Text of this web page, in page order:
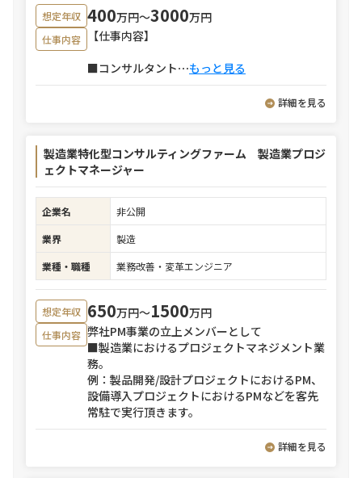
想定年収 400万円〜3000万円
仕事内容
【仕事内容】
■コンサルタント⋯もっと見る
詳細を見る
製造業特化型コンサルティングファーム 製造業プロジ
ェクトマネージャー
企業名
非公開
業界
製造
業種・職種
業務改善・変革エンジニア
想定年収 650万円〜1500万円
仕事内容 弊社PM事業の立上メンバーとして
■製造業におけるプロジェクトマネジメント業
務。
例：製品開発/設計プロジェクトにおけるPM、
設備導入プロジェクトにおけるPMなどを客先
常駐で実行頂きます。
詳細を見る